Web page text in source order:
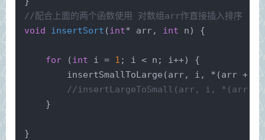
//配合上面的两个函数使用 对数组arr作直接插入排序
void
insertSort (int* arr, int n) {
for (int i = 1 ; i < n; i++) {
insertSmallToLarge (arr, i, *(arr +
//insertLargeToSmall(arr, i, *(arr
    }
}